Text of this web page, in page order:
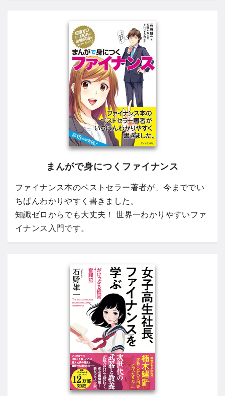
まんがで身につくファイナンス
ファイナンス本のベストセラー著者が、今まででい
ちばんわかりやすく書きました。
知識ゼロからでも大丈夫！ 世界一わかりやすいファ
イナンス入門です。